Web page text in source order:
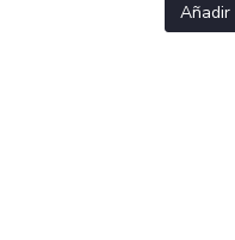
Añadir